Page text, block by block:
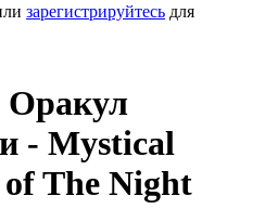
зарегистрируйтесь для
Оракул
- Mystical
The Night